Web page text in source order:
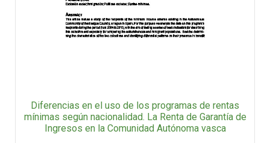
Diferencias en el uso de los programas de rentas
mínimas según nacionalidad. La Renta de Garantía de
Ingresos en la Comunidad Autónoma vasca